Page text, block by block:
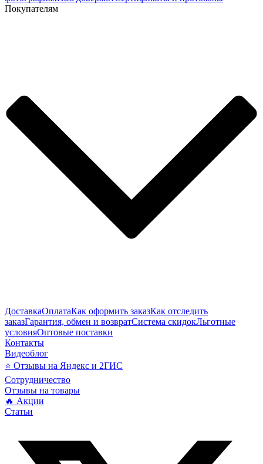
Покупателям
ДоставкаОплатаКак оформить заказКак отследить
заказГарантия, обмен и возвратСистема скидокЛьготные
условияОптовые поставки
Контакты
Видеоблог
⭐ Отзывы на Яндекс и 2ГИС
Сотрудничество
Отзывы на товары
🔥 Акции
Статьи